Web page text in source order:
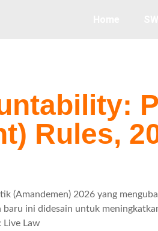
Rules,
(Amandemen) 2026 yang
ini didesain untuk
Live Law